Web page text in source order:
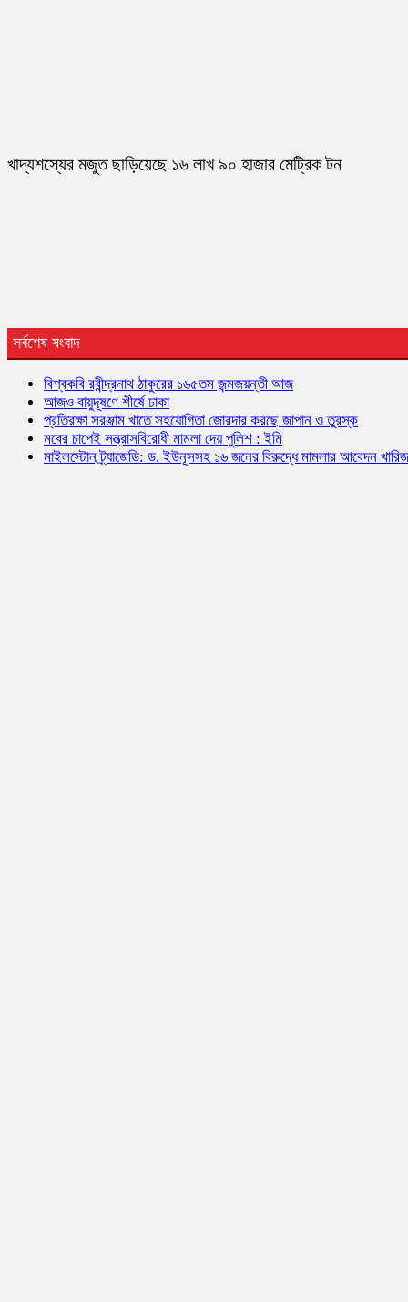
খাদ্যশস্যের মজুত ছাড়িয়েছে ১৬ লাখ ৯০ হাজার মেট্রিক টন
সর্বশেষ ষংবাদ
বিশ্বকবি রবীন্দ্রনাথ ঠাকুরের ১৬৫তম জন্মজয়ন্তী আজ
আজও বায়ুদূষণে শীর্ষে ঢাকা
প্রতিরক্ষা সরঞ্জাম খাতে সহযোগিতা জোরদার করছে জাপান ও তুরস্ক
মবের চাপেই সন্ত্রাসবিরোধী মামলা দেয় পুলিশ : ইমি
মাইলস্টোন ট্র্যাজেডি: ড. ইউনূসসহ ১৬ জনের বিরুদ্ধে মামলার আবেদন খারিজ